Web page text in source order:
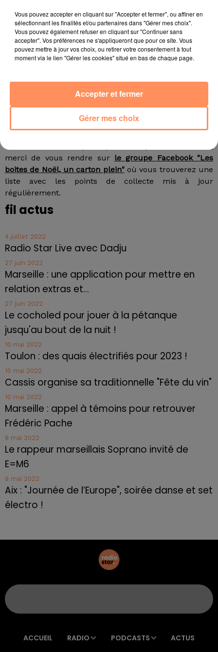
neuf pour question d'hygiène.
- un mot doux pour les fêtes de Noël
Vous pouvez rajouter un ou des masques et un peu
de gel hydroalcolique.
compliquée. Faites participer vos enfants pour le petit
mot et un dessin... et insufflez leur le vrai esprit de
Noël... Le dépôt des dons se fait jusqu'au 20
décembre. La distribution commencera dès qu'il y
aura suffisamment de boîtes.
Si vous souhaitez participer et déposer vos boites,
merci de vous rendre sur le groupe Facebook "Les
boites de Noël, un carton plein"où vous trouverez une
liste avec les points de collecte mis à jour
régulièrement.
fil actus
4 juillet 2022
Radio Star Live avec Dadju
27 juin 2022
Marseille : une application pour mettre en
relation extras et...
27 juin 2022
Le cocholed pour jouer à la pétanque
jusqu'au bout de la nuit !
10 mai 2022
Toulon : des quais électrifiés pour 2023 !
10 mai 2022
Cassis organise sa traditionnelle "Fête du vin"
10 mai 2022
Marseille : appel à témoins pour retrouver
Frédéric Pache
8 mai 2022
Le rappeur marseillais Soprano invité de
E=M6
8 mai 2022
Aix : "Journée de l’Europe", soirée danse et set
électro !
ACCUEIL RADIO PODCASTS ACTUS
Vous pouvez accepter en cliquant sur "Accepter et fermer", ou affiner en
sélectionnant les finalités et/ou partenaires dans "Gérer mes choix".
Vous pouvez également refuser en cliquant sur "Continuer sans
accepter". Vos préférences ne s'appliqueront que pour ce site. Vous
pouvez mettre à jour vos choix, ou retirer votre consentement à tout
moment via le lien "Gérer les cookies" situé en bas de chaque page.
Gérer mes choix
Accepter et fermer